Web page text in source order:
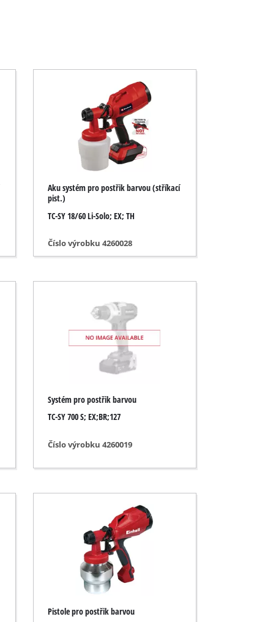
Aku systém pro postřik barvou (stříkací
pist.)
TC-SY 18/60 Li-Solo; EX; TH
Číslo výrobku 4260028
Systém pro postřik barvou
TC-SY 700 S; EX;BR;127
Číslo výrobku 4260019
Pistole pro postřik barvou